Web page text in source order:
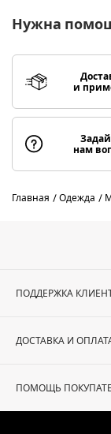
Нужна
и
нам
Главная Одежда
ПОДДЕРЖКА
ДОСТАВКА И
ПОМОЩЬ